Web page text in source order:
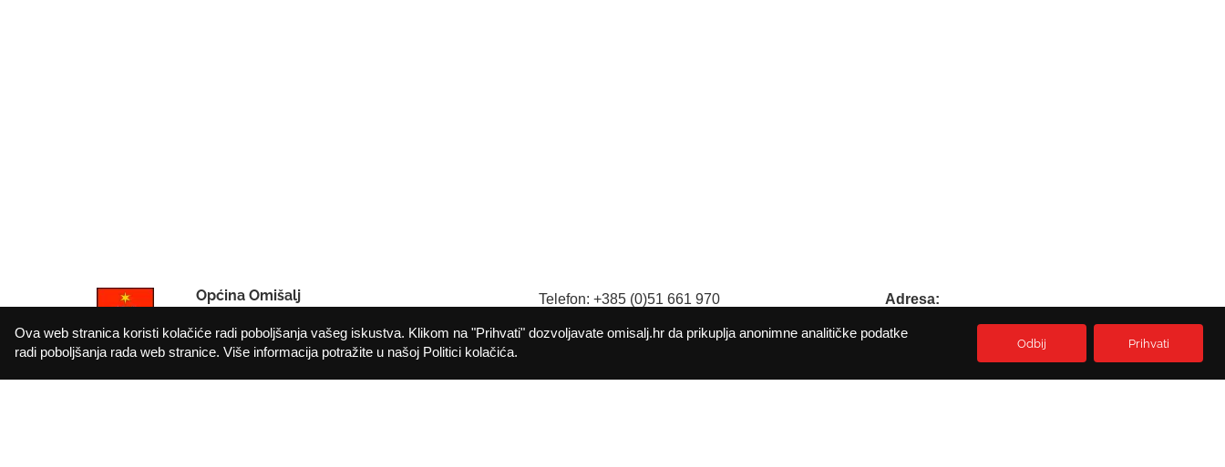
Općina Omišalj
OIB: 72908368249
Telefon: +385 (0)51 661 970
E-mail:opcina@omisalj.hr
Adresa:
HR-51513 Omisalj
Ova web stranica koristi kolačiće radi poboljšanja vašeg iskustva. Klikom na "Prihvati" dozvoljavate omisalj.hr da prikuplja anonimne analitičke podatke
radi poboljšanja rada web stranice. Više informacija potražite u našoj Politici kolačića.
Odbij Prihvati